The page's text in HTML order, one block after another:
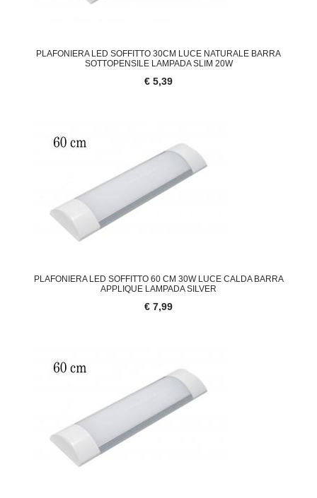
PLAFONIERA LED SOFFITTO 30CM LUCE NATURALE BARRA
SOTTOPENSILE LAMPADA SLIM 20W
€ 5,39
PLAFONIERA LED SOFFITTO 60 CM 30W LUCE CALDA BARRA
APPLIQUE LAMPADA SILVER
€ 7,99